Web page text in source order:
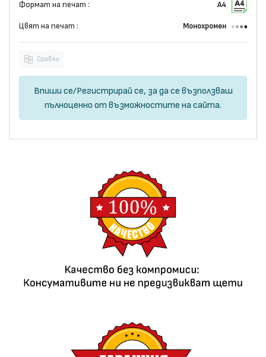
Формат на печат : А4
Цвят на печат : Монохромен
Сравни
Впиши се/Регистрирай се, за да се възползваш
пълноценно от възможностите на сайта.